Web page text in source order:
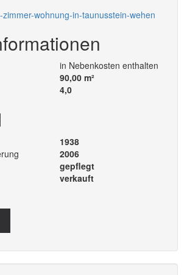
in Nebenkosten enthalten
90,00 m²
4,0
1938
2006
gepflegt
verkauft